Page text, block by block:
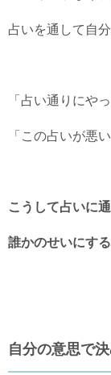
占いを通して自
「占い通りにや
「この占いが悪
こうして占いに
誰かのせいにす
自分の意思で